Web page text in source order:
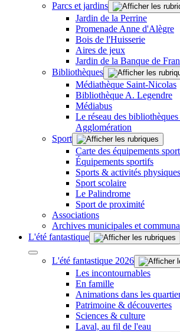
Parcs et jardins
Jardin de la Perrine
Promenade Anne d'Alègre
Bois de l'Huisserie
Aires de jeux
Jardin de la Banque de
Bibliothèques
Médiathèque Saint-Nicolas
Bibliothèque A. Legendre
Médiabus
Le réseau des
Agglomération
Sport
Carte des équipements
Équipements sportifs
Sports & activités
Sport scolaire
Le Palindrome
Sport de proximité
Associations
Archives municipales et
L'été fantastique
L'été fantastique 2026
Les incontournables
En famille
Animations dans les
Patrimoine & découvertes
Sciences & culture
Laval, au fil de l'eau